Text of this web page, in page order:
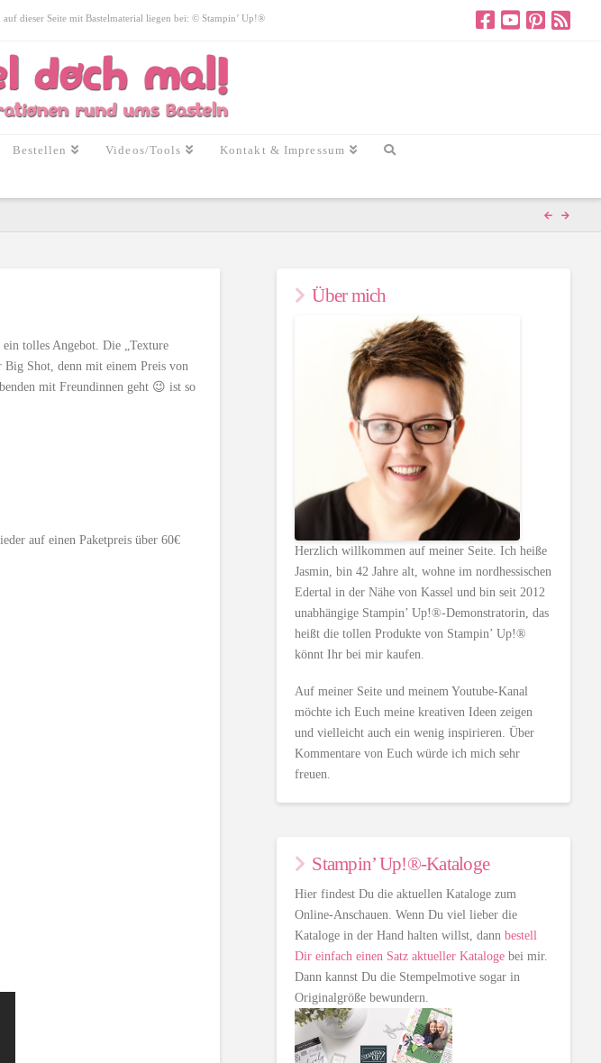
dieser Seite mit Bastelmaterial liegen bei: © Stampin’ Up!®
Bestellen Videos/Tools Kontakt & Impressum
tolles Angebot. Die „Texture
Big Shot, denn mit einem Preis von
mit Freundinnen geht 😉 ist so
auf einen Paketpreis über 60€
Über mich
Herzlich willkommen auf meiner Seite. Ich heiße
Jasmin, bin 42 Jahre alt, wohne im nordhessischen
Edertal in der Nähe von Kassel und bin seit 2012
unabhängige Stampin’ Up!®-Demonstratorin, das
heißt die tollen Produkte von Stampin’ Up!®
könnt Ihr bei mir kaufen.
Auf meiner Seite und meinem Youtube-Kanal
möchte ich Euch meine kreativen Ideen zeigen
und vielleicht auch ein wenig inspirieren. Über
Kommentare von Euch würde ich mich sehr
freuen.
Stampin’ Up!®-Kataloge
Hier findest Du die aktuellen Kataloge zum
Online-Anschauen. Wenn Du viel lieber die
Kataloge in der Hand halten willst, dannbestell
Dir einfach einen Satz aktueller Kataloge bei mir.
Dann kannst Du die Stempelmotive sogar in
Originalgröße bewundern.